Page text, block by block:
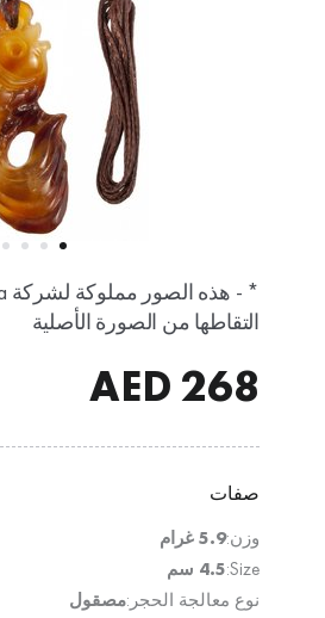
التقاطها من الصورة الأصلية
268
صفات
وزن:5.9 غرام
Size: 4.5 سم
نوع معالجة الحجر:مصقول